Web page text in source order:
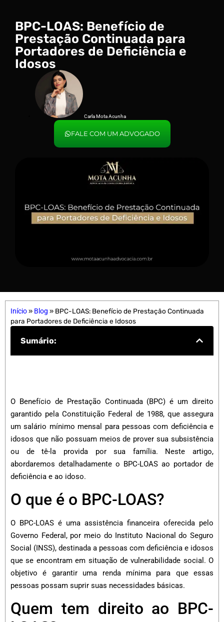
BPC-LOAS: Benefício de
Prestação Continuada para
Portadores de Deficiência e
Idosos
Carla Mota Acunha
FALE COM UM ADVOGADO
Início» Blog » BPC-LOAS: Benefício de Prestação Continuada
para Portadores de Deficiência e Idosos
Sumário:
O Benefício de Prestação Continuada (BPC) é um direito
garantido pela Constituição Federal de 1988, que assegura
um salário mínimo mensal para pessoas com deficiência e
idosos que não possuam meios de prover sua subsistência
ou de tê-la provida por sua família. Neste artigo,
abordaremos detalhadamente o BPC-LOAS ao portador de
deficiência e ao idoso.
O que é o BPC-LOAS?
O BPC-LOAS é uma assistência financeira oferecida pelo
Governo Federal, por meio do Instituto Nacional do Seguro
Social (INSS), destinada a pessoas com deficiência e idosos
que se encontram em situação de vulnerabilidade social. O
objetivo é garantir uma renda mínima para que essas
pessoas possam suprir suas necessidades básicas.
Quem tem direito ao BPC-